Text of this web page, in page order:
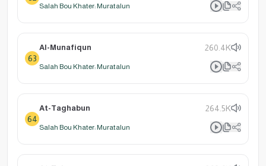
Salah Bou Khater: Muratalun
63
Al-Munafiqun 260.4K
Salah Bou Khater: Muratalun
64
At-Taghabun 264.5K
Salah Bou Khater: Muratalun